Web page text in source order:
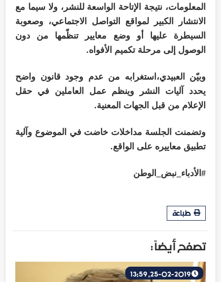
المعلومات، نتيجة الإتاحة الواسعة للنشر، ولا سيما مع
الانتشار الكبير لمواقع التواصل الاجتماعي، وصعوبة
السيطرة عليها أو وضع معايير تنظّمها من دون
الوصول إلى مرحلة تكميم الأفواه.
وبيّن العبيدي،استغرابه من عدم وجود قانون واضح
يحدد آليات النشر وينظم عمل العاملين في حقل
الإعلام من قبل الجهات المعنية.
وتضمنت الجلسة مداخلات خاضت في الموضوع وآلية
تطبيق معاييره على الواقع.
‏#الأدباء_نبض_الوطن
طباعة
تصفح أيضاً :